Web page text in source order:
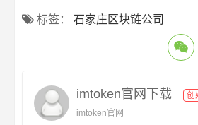
标签： 石家庄区块链公司
imtoken官网下载
创
imtoken官网